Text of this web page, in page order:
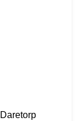
Daretorp